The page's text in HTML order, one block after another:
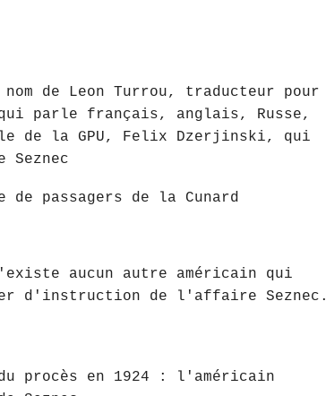
de Leon Turrou, traducteur pour
qui parle français, anglais, Russe,
de la GPU, Felix Dzerjinski, qui
Seznec
passagers de la Cunard
aucun autre américain qui
d'instruction de l'affaire Seznec.
en 1924 : l'américain